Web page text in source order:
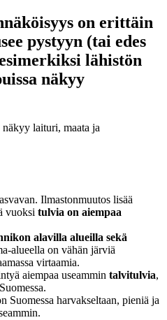
on erittäin
pystyyn (tai edes
lähistön
näkyy
Ilmastonmuutos lisää
vuoksi tulvia on aiempaa
alavilla alueilla sekä
alueella on vähän järviä
virtaamia.
aiempaa useammin talvitulvia,
Suomessa harvakseltaan, pieniä ja